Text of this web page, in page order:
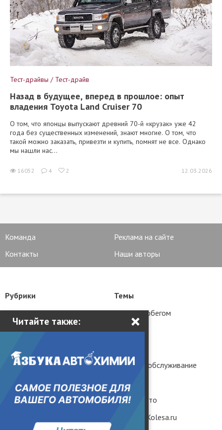
Читайте также: ×
Тест-драйвы / Тест-драйв
Назад в будущее, вперед в прошлое: опыт
владения Toyota Land Cruiser 70
О том, что японцы выпускают древний 70-й «крузак» уже 42
года без существенных изменений, знают многие. О том, что
такой можно заказать, привезти и купить, помнят не все. Однако
мы нашли нас...
16052 4 2 12.03.2026
Команда
Реклама на сайте
Контакты
Наши авторы
Рубрики
Новости
Статьи
Практика
Грузовики и автобусы
Популярные вопросы
Темы
Авто с пробегом
Тюнинг
Ремонт и обслуживание
Гаджеты
Редкие авто
Рендеры Kolesa.ru